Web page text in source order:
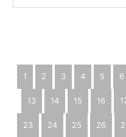
1 2 3 4 5 6
13 14 15 16
23 24 25 26